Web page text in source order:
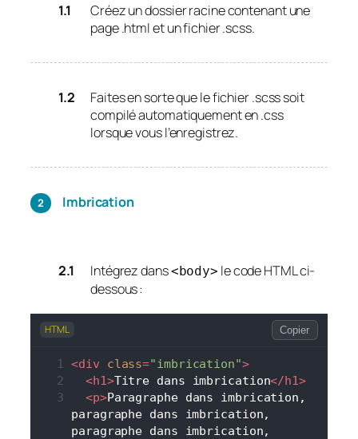
Créez un dossier racine contenant une
page .html et un fichier .scss.
Faites en sorte que le fichier .scss soit
compilé automatiquement en .css
lorsque vous l’enregistrez.
Imbrication
Intégrez dans<body> le code HTML ci-
dessous :
HTML Copier
<div class="imbrication">
<h1>Titre dans imbrication</h1>
<p>Paragraphe dans imbrication,
paragraphe dans imbrication,
paragraphe dans imbrication,